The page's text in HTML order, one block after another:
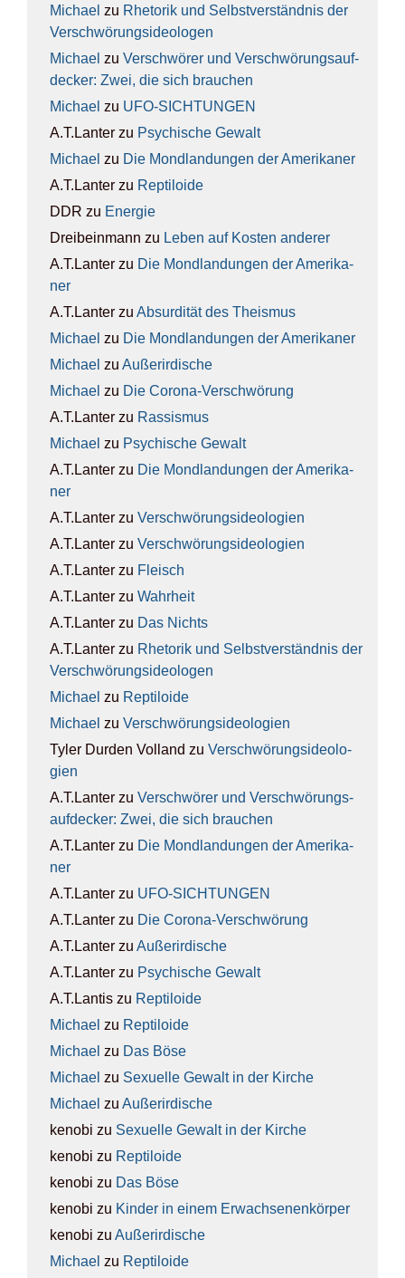
Michael zu Rhe­to­rik und Selbst­ver­ständ­nis der
Ver­schwö­rungs­ideo­lo­gen
Michael zu Ver­schwö­rer und Ver­schwö­rungs­auf­
de­cker: Zwei, die sich brau­chen
Michael zu UFO-SICH­TUN­GEN
A.T.Lanter zu Psy­chi­sche Gewalt
Michael zu Die Mond­lan­dun­gen der Ame­ri­ka­ner
A.T.Lanter zu Rep­ti­lo­ide
DDR zu Ener­gie
Dreibeinmann zu Leben auf Kos­ten ande­rer
A.T.Lanter zu Die Mond­lan­dun­gen der Ame­ri­ka­
ner
A.T.Lanter zu Absur­di­tät des The­is­mus
Michael zu Die Mond­lan­dun­gen der Ame­ri­ka­ner
Michael zu Außer­ir­di­sche
Michael zu Die Coro­na-Ver­schwö­rung
A.T.Lanter zu Ras­sis­mus
Michael zu Psy­chi­sche Gewalt
A.T.Lanter zu Die Mond­lan­dun­gen der Ame­ri­ka­
ner
A.T.Lanter zu Ver­schwö­rungs­ideo­lo­gien
A.T.Lanter zu Ver­schwö­rungs­ideo­lo­gien
A.T.Lanter zu Fleisch
A.T.Lanter zu Wahr­heit
A.T.Lanter zu Das Nichts
A.T.Lanter zu Rhe­to­rik und Selbst­ver­ständ­nis der
Ver­schwö­rungs­ideo­lo­gen
Michael zu Rep­ti­lo­ide
Michael zu Ver­schwö­rungs­ideo­lo­gien
Tyler Durden Volland zu Ver­schwö­rungs­ideo­lo­
gien
A.T.Lanter zu Ver­schwö­rer und Ver­schwö­rungs­
auf­de­cker: Zwei, die sich brau­chen
A.T.Lanter zu Die Mond­lan­dun­gen der Ame­ri­ka­
ner
A.T.Lanter zu UFO-SICH­TUN­GEN
A.T.Lanter zu Die Coro­na-Ver­schwö­rung
A.T.Lanter zu Außer­ir­di­sche
A.T.Lanter zu Psy­chi­sche Gewalt
A.T.Lantis zu Rep­ti­lo­ide
Michael zu Rep­ti­lo­ide
Michael zu Das Böse
Michael zu Sexu­el­le Gewalt in der Kir­che
Michael zu Außer­ir­di­sche
kenobi zu Sexu­el­le Gewalt in der Kir­che
kenobi zu Rep­ti­lo­ide
kenobi zu Das Böse
kenobi zu Kin­der in einem Erwach­se­nen­kör­per
kenobi zu Außer­ir­di­sche
Michael zu Rep­ti­lo­ide